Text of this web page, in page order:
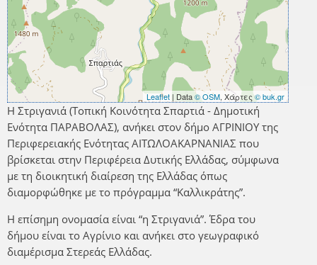
Leaflet | Data© OSM, Χάρτες © buk.gr
Η Στριγανιά (Τοπική Κοινότητα Σπαρτιά - Δημοτική
Ενότητα ΠΑΡΑΒΟΛΑΣ), ανήκει στον δήμο ΑΓΡΙΝΙΟΥ της
Περιφερειακής Ενότητας ΑΙΤΩΛΟΑΚΑΡΝΑΝΙΑΣ που
βρίσκεται στην Περιφέρεια Δυτικής Ελλάδας, σύμφωνα
με τη διοικητική διαίρεση της Ελλάδας όπως
διαμορφώθηκε με το πρόγραμμα “Καλλικράτης”.
Η επίσημη ονομασία είναι “η Στριγανιά”. Έδρα του
δήμου είναι το Αγρίνιο και ανήκει στο γεωγραφικό
διαμέρισμα Στερεάς Ελλάδας.